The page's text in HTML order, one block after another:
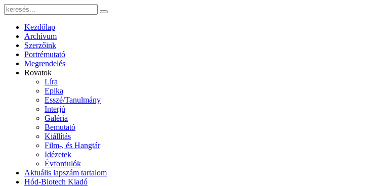
Kezdőlap
Archívum
Szerzőink
Portrémutató
Megrendelés
Rovatok
Líra
Epika
Esszé/Tanulmány
Interjú
Galéria
Bemutató
Kiállítás
Film-, és Hangtár
Idézetek
Évfordulók
Aktuális lapszám tartalom
Hód-Biotech Kiadó